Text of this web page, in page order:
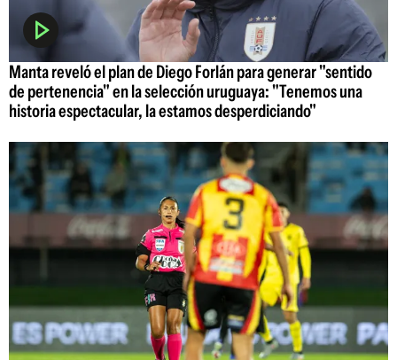
Manta reveló el plan de Diego Forlán para generar "sentido
de pertenencia" en la selección uruguaya: "Tenemos una
historia espectacular, la estamos desperdiciando"